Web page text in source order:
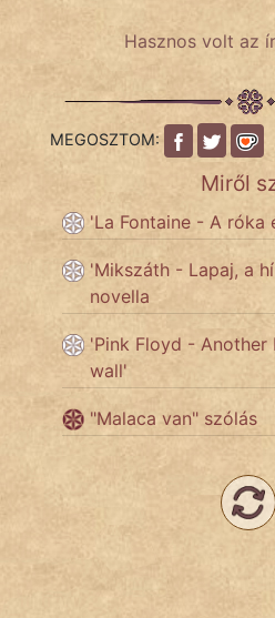
IRODALOM
SZÓLÁS
PSZICHO
ZENE
ÉLETMÓD
Hasznos volt az
MEGOSZTOM:
Miről
'La Fontaine - A róka
'Mikszáth - Lapaj, a
novella
'Pink Floyd - Another
wall'
"Malaca van" szólás